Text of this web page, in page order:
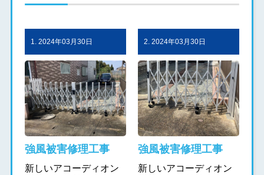
1. 2024年03月30日
強風被害修理工事
新しいアコーディオン
2. 2024年03月30日
強風被害修理工事
新しいアコーディオン